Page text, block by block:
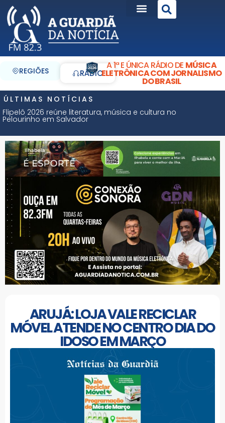
REGIÕES RÁDIO
A 1ª E ÚNICA RÁDIO DE MÚSICA
ELETRÔNICA COM JORNALISMO
DO BRASIL
ÚLTIMAS NOTÍCIAS
Flipelô 2026 reúne literatura, música e cultura no
Pelourinho em Salvador
ARUJÁ: LOJA VALE RECICLAR
MÓVEL ATENDE NO CENTRO DIA DO
IDOSO EM MARÇO